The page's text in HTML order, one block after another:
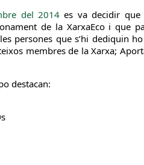
del 2014 es va decidir que
de la XarxaEco i que
persones que s’hi dediquin
membres de la Xarxa;
destacan: